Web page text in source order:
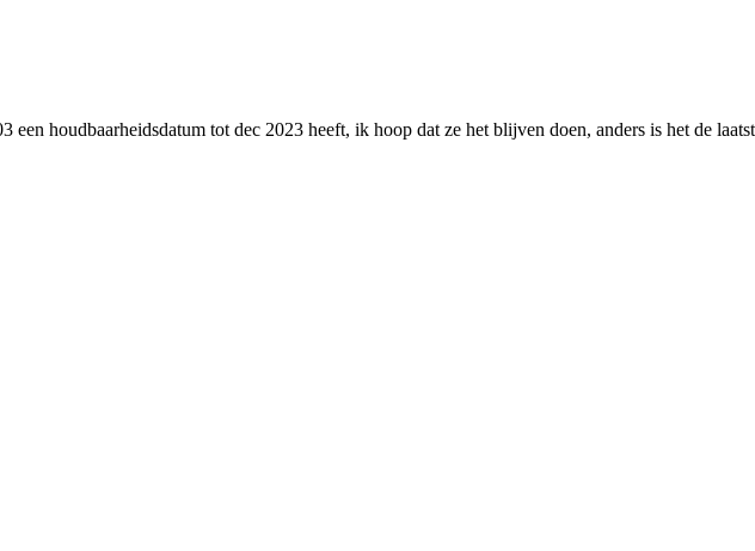
een houdbaarheidsdatum tot dec 2023 heeft, ik hoop dat ze het blijven doen, anders is het de